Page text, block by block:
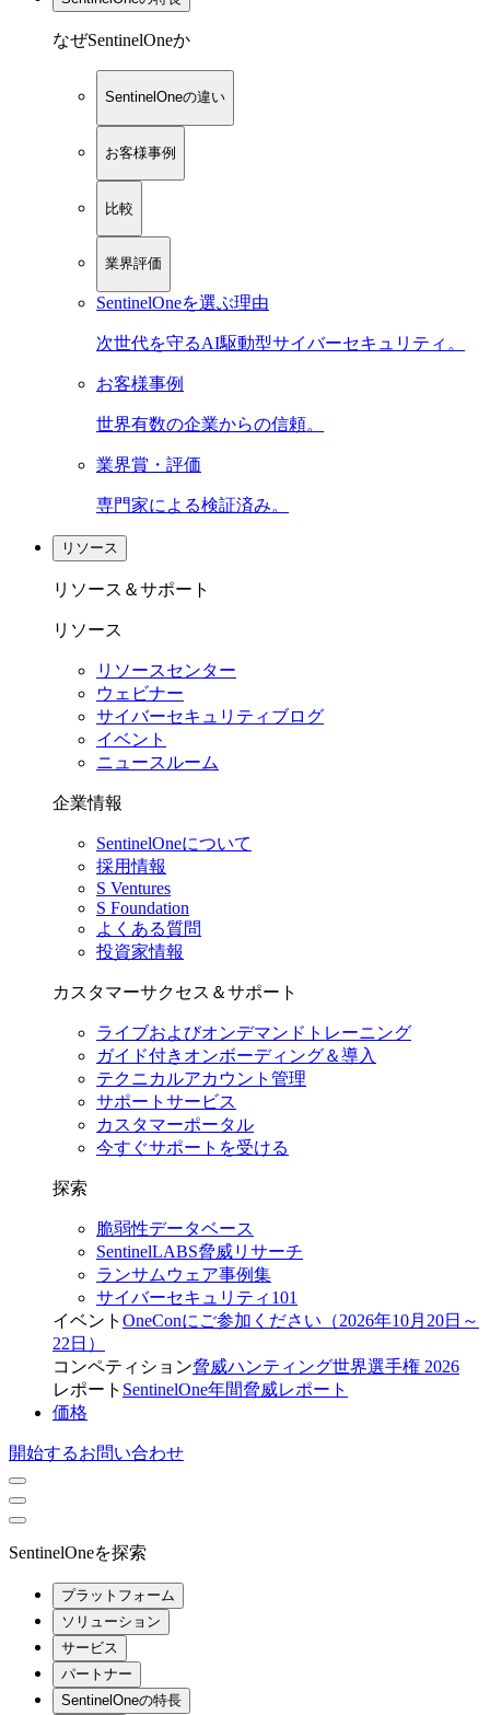
なぜSentinelOneか
SentinelOneの違い
お客様事例
比較
業界評価
SentinelOneを選ぶ理由
次世代を守るAI駆動型サイバーセキュリティ。
お客様事例
世界有数の企業からの信頼。
業界賞・評価
専門家による検証済み。
リソース
リソース＆サポート
リソース
リソースセンター
ウェビナー
サイバーセキュリティブログ
イベント
ニュースルーム
企業情報
SentinelOneについて
採用情報
S Ventures
S Foundation
よくある質問
投資家情報
カスタマーサクセス＆サポート
ライブおよびオンデマンドトレーニング
ガイド付きオンボーディング＆導入
テクニカルアカウント管理
サポートサービス
カスタマーポータル
今すぐサポートを受ける
探索
脆弱性データベース
SentinelLABS脅威リサーチ
ランサムウェア事例集
サイバーセキュリティ101
イベント OneConにご参加ください（2026年10月20日～
22日）
コンペティション脅威ハンティング世界選手権 2026
レポート SentinelOne年間脅威レポート
価格
開始するお問い合わせ
SentinelOneを探索
プラットフォーム
ソリューション
サービス
パートナー
SentinelOneの特長